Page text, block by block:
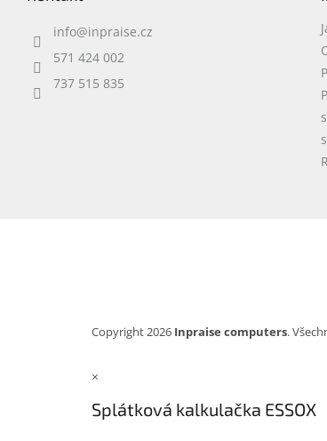
info@inpraise.cz
571 424 002
737 515 835
Copyright 2026 Inpraise computers.
×
Splátková kalkulačka ESSOX